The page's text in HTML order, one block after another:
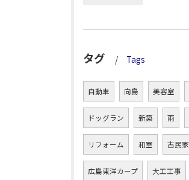
タグ Tags
自動車 向島 美容室
ドッグラン 新築 雨
リフォーム 和室 古民家
広島東洋カープ 大工工事